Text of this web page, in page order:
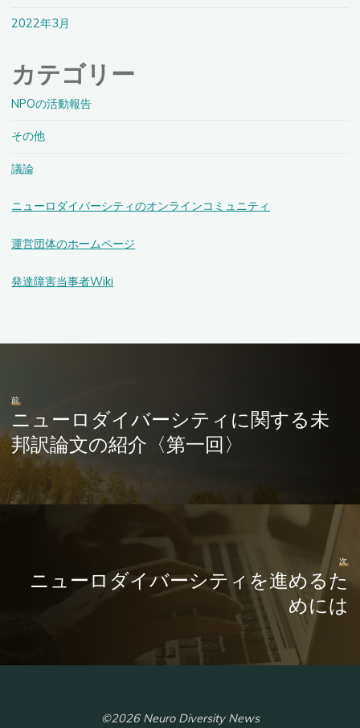
2022年3月
カテゴリー
NPOの活動報告
その他
議論
ニューロダイバーシティのオンラインコミュニティ
運営団体のホームページ
発達障害当事者Wiki
前
ニューロダイバーシティに関する未
邦訳論文の紹介〈第一回〉
次
ニューロダイバーシティを進めるた
めには
©2026 Neuro Diversity News